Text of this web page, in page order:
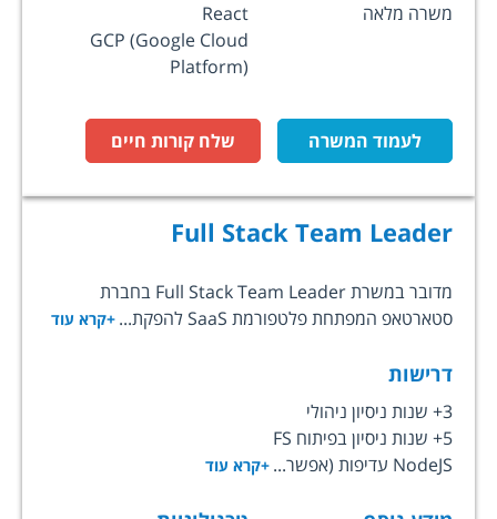
משרה מלאה
React
GCP (Google Cloud
Platform)
לעמוד המשרה שלח קורות חיים
Full Stack Team Leader
מדובר במשרת Full Stack Team Leader בחברת
סטארטאפ המפתחת פלטפורמת SaaS להפקת...
+קרא עוד
דרישות
3+ שנות ניסיון ניהולי
5+ שנות ניסיון בפיתוח FS
NodeJS עדיפות (אפשר...
+קרא עוד